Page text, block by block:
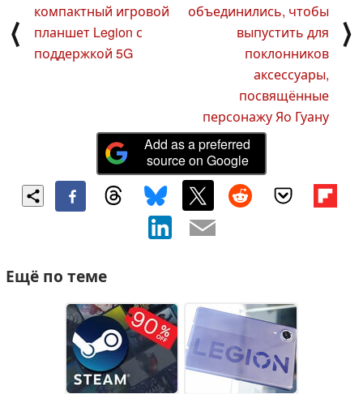
⟨
компактный игровой
планшет Legion с
поддержкой 5G
объединились, чтобы
выпустить для
поклонников
аксессуары,
посвящённые
персонажу Яо Гуану
⟩
Add as a preferred
source on Google
Ещё по теме